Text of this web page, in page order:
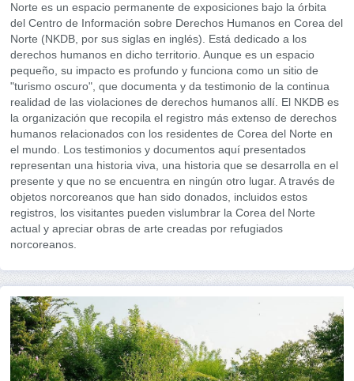
Norte es un espacio permanente de exposiciones bajo la órbita
del Centro de Información sobre Derechos Humanos en Corea del
Norte (NKDB, por sus siglas en inglés). Está dedicado a los
derechos humanos en dicho territorio. Aunque es un espacio
pequeño, su impacto es profundo y funciona como un sitio de
"turismo oscuro", que documenta y da testimonio de la continua
realidad de las violaciones de derechos humanos allí. El NKDB es
la organización que recopila el registro más extenso de derechos
humanos relacionados con los residentes de Corea del Norte en
el mundo. Los testimonios y documentos aquí presentados
representan una historia viva, una historia que se desarrolla en el
presente y que no se encuentra en ningún otro lugar. A través de
objetos norcoreanos que han sido donados, incluidos estos
registros, los visitantes pueden vislumbrar la Corea del Norte
actual y apreciar obras de arte creadas por refugiados
norcoreanos.